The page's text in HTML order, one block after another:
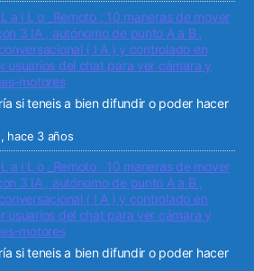
a i L o _Remoto : 10 maneras de mover
3 IA , autónomo de punto A a B ,
( I A ) y controlado en
usuarios del chat para ver cámara y
motores
si teneis a bien difundir o poder hacer
, hace 3 años
a i L o _Remoto : 10 maneras de mover
3 IA , autónomo de punto A a B ,
( I A ) y controlado en
usuarios del chat para ver cámara y
motores
si teneis a bien difundir o poder hacer